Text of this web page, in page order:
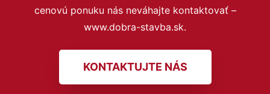
cenovú ponuku nás neváhajte kontaktovať –
www.dobra-stavba.sk.
KONTAKTUJTE NÁS